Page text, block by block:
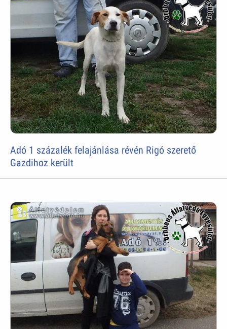
Adó 1 százalék felajánlása révén Rigó szerető
Gazdihoz került